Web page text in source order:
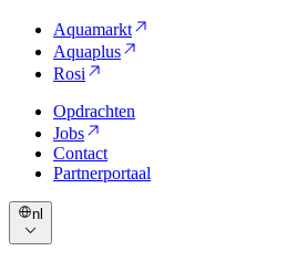
Aquamarkt
Aquaplus
Rosi
Opdrachten
Jobs
Contact
Partnerportaal
nl